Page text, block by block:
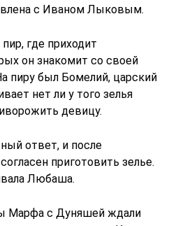
с Иваном Лыковым.
где приходит
он знакомит со своей
пиру был Бомелий, царский
нет ли у того зелья
девицу.
ответ, и после
приготовить зелье.
Любаша.
Марфа с Дуняшей ждали